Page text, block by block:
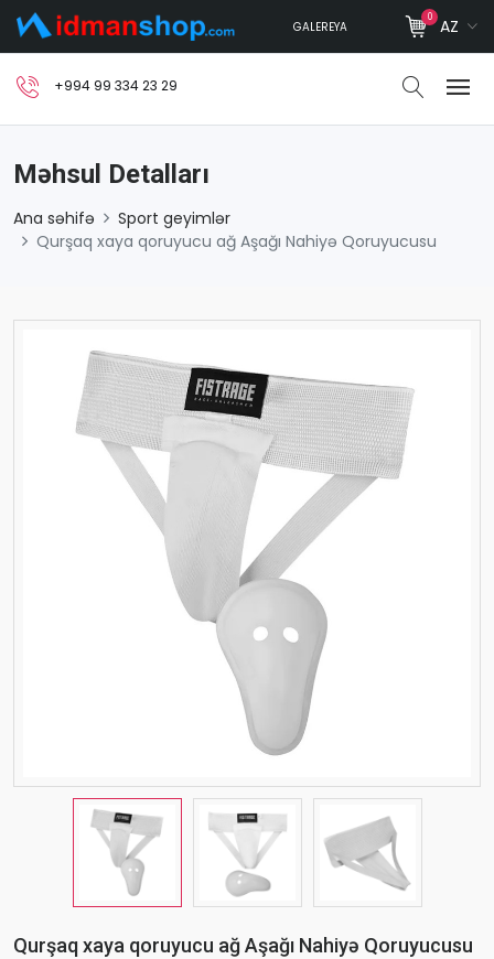
GALEREYA
0 AZ
+994 99 334 23 29
Məhsul Detalları
Ana səhifə
Sport geyimlər
Qurşaq xaya qoruyucu ağ Aşağı Nahiyə Qoruyucusu
Qurşaq xaya qoruyucu ağ Aşağı Nahiyə Qoruyucusu